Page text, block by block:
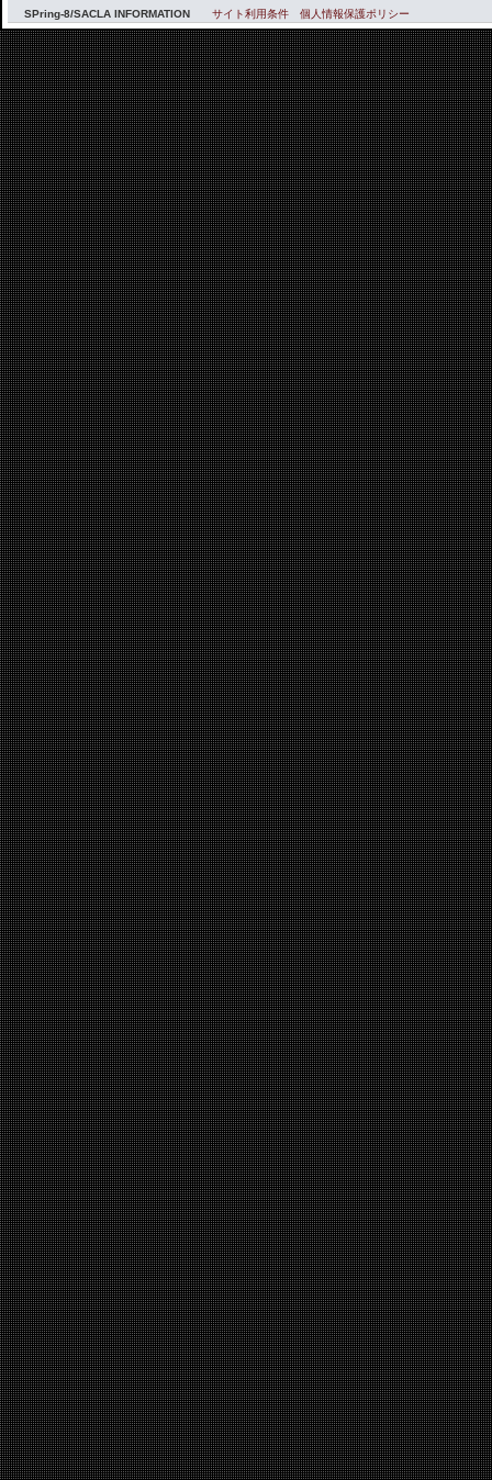
SPring-8/SACLA INFORMATION サイト利用条件 個人情報保護ポリシー